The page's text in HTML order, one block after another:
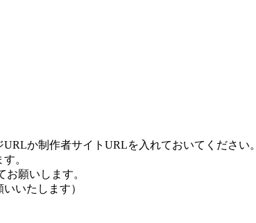
か制作者サイトURLを入れておいてください。
。
願いします。
いたします）